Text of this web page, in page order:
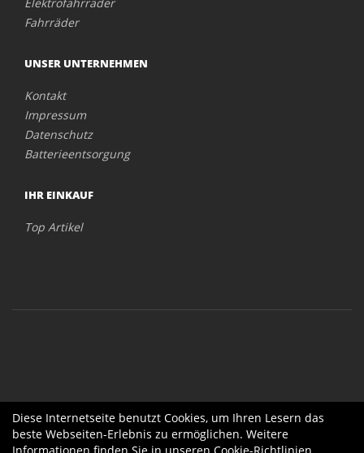
Fahrräder
UNSER UNTERNEHMEN
Kontakt
Impressum
Datenschutz
Batterieentsorgung
IHR EINKAUF
Top Artikel
Diese Internetseite benutzt Cookies, um Ihren Lesern das
beste Webseiten-Erlebnis zu ermöglichen. Weitere